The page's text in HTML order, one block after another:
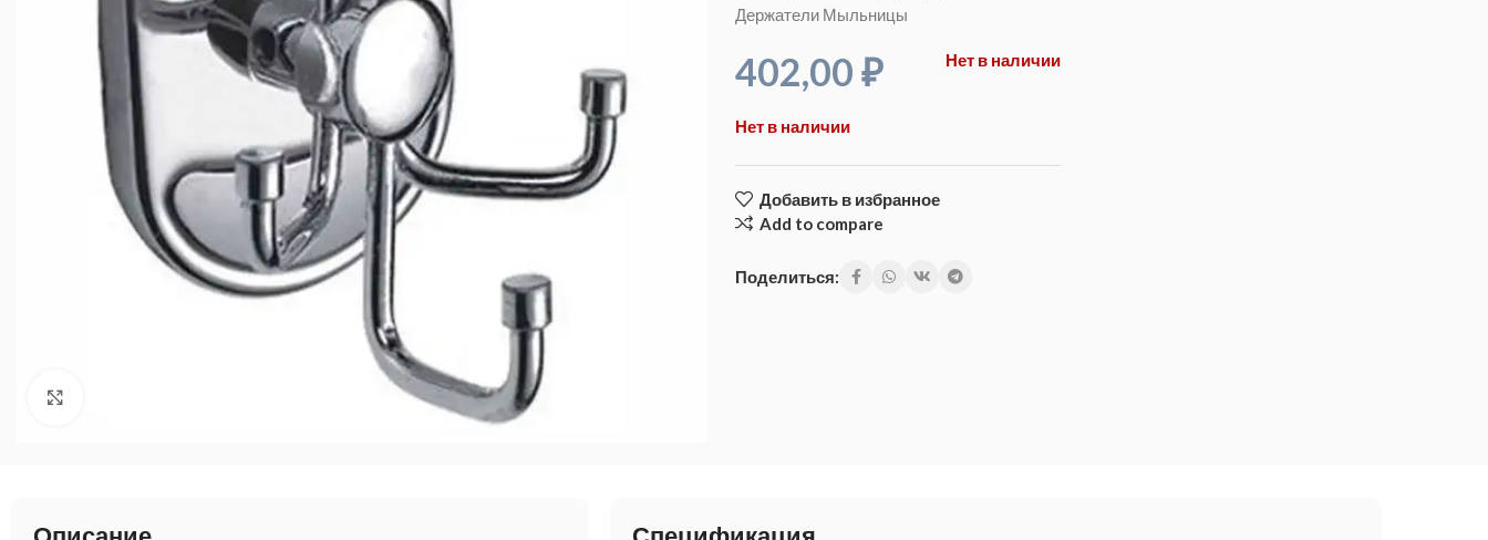
Держатели Мыльницы
402,00₽ Нет в наличии
Нет в наличии
Добавить в избранное
Add to compare
Поделиться: